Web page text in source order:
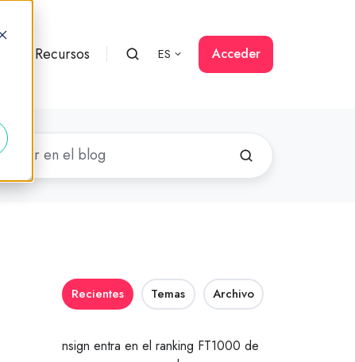
Recursos ES Acceder
Recientes Temas Archivo
nsign entra en el ranking FT1000 de